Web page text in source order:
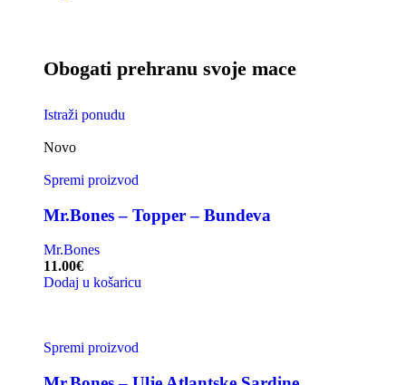
Obogati prehranu svoje mace
Istraži ponudu
Novo
Spremi proizvod
Mr.Bones – Topper – Bundeva
Mr.Bones
11.00€
Dodaj u košaricu
Spremi proizvod